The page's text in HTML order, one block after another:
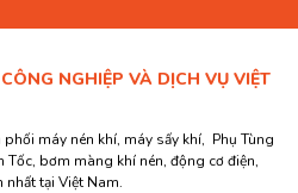
NGHIỆP VÀ DỊCH VỤ VIỆT
máy nén khí, máy sấy khí, Phụ Tùng
Tốc, bơm màng khí nén, động cơ điện,
tại Việt Nam.